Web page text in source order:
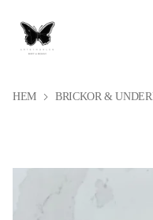
HEM BRICKOR &